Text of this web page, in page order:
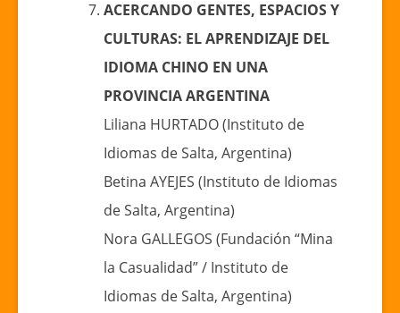
ACERCANDO GENTES, ESPACIOS Y
CULTURAS: EL APRENDIZAJE DEL
IDIOMA CHINO EN UNA
PROVINCIA ARGENTINA
Liliana HURTADO (Instituto de
Idiomas de Salta, Argentina)
Betina AYEJES (Instituto de Idiomas
de Salta, Argentina)
Nora GALLEGOS (Fundación “Mina
la Casualidad” / Instituto de
Idiomas de Salta, Argentina)